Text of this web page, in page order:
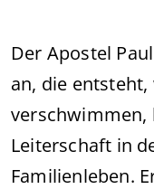
Der Apostel
an, die
verschwimmen,
Leiterschaft in
Familienleben.